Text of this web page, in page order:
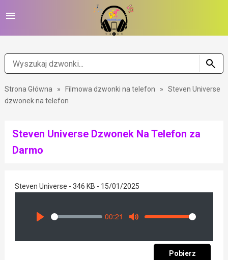
Strona Główna » Filmowa dzwonki na telefon »
Steven Universe
dzwonek na telefon
Steven Universe Dzwonek Na Telefon za
Darmo
Steven Universe - 346 KB - 15/01/2025
Seek
00:21
Volume
Pobierz